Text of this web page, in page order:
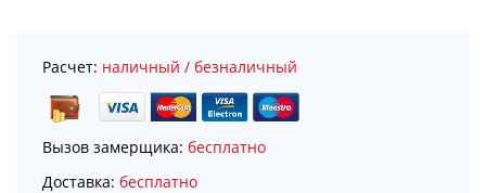
Расчет: наличный / безналичный
Вызов замерщика: бесплатно
Доставка: бесплатно